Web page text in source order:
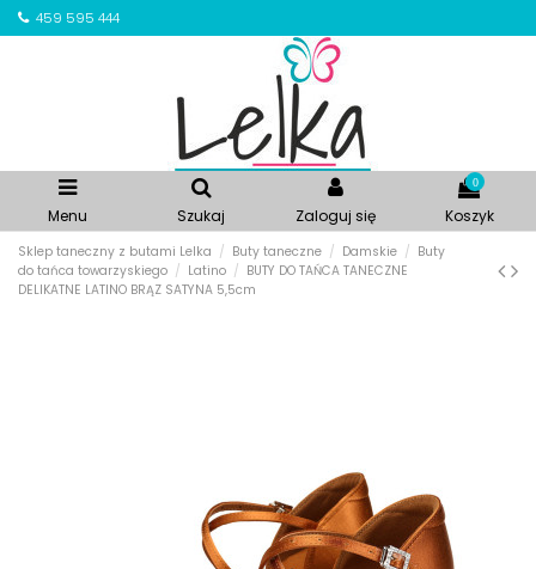
459 595 444
Menu Szukaj Zaloguj się
0
Koszyk
Sklep taneczny z butami Lelka Buty taneczne Damskie
Buty
do tańca towarzyskiego
Latino
BUTY DO TAŃCA TANECZNE
DELIKATNE LATINO BRĄZ SATYNA 5,5cm